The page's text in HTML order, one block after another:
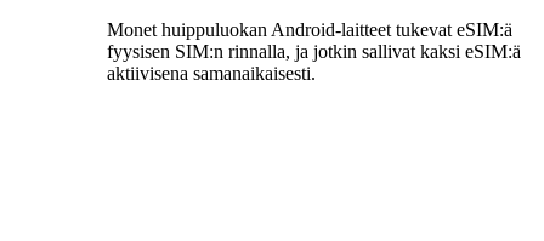
Monet huippuluokan Android-laitteet tukevat eSIM:ä
fyysisen SIM:n rinnalla, ja jotkin sallivat kaksi eSIM:ä
aktiivisena samanaikaisesti.